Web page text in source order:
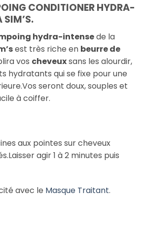
CONDITIONER HYDRA-
SIM’S.
hydra-intensede la
est très riche en beurre de
vos cheveuxsans les alourdir,
hydratants qui se fixe pour une
seront doux, souples et
à coiffer.
aux pointes sur cheveux
agir 1 à 2 minutes puis
avec le Masque Traitant.